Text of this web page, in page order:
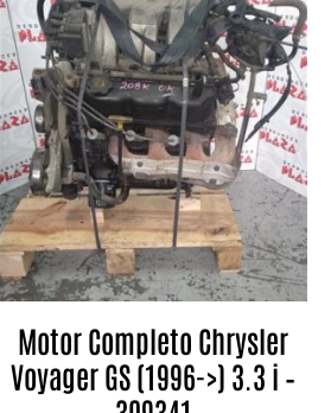
Motor Completo Chrysler
Voyager GS (1996->) 3.3 i –